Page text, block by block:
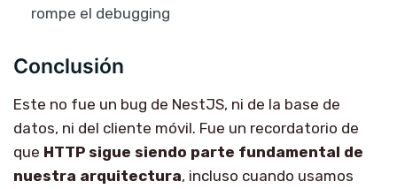
rompe el debugging
Conclusión
Este no fue un bug de NestJS, ni de la base de
datos, ni del cliente móvil. Fue un recordatorio de
que HTTP sigue siendo parte fundamental de
nuestra arquitectura, incluso cuando usamos